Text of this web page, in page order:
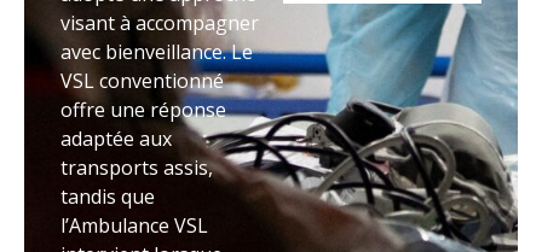
visant à accompagner
avec bienveillance. Le
VSL conventionné
offre une réponse
adaptée aux
transports assis,
tandis que
l’Ambulance VSL